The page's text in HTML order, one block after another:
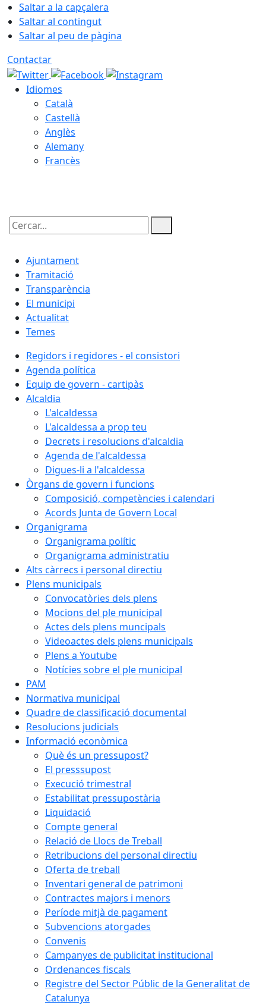
Saltar a la capçalera
Saltar al contingut
Saltar al peu de pàgina
Contactar
Idiomes
Català
Castellà
Anglès
Alemany
Francès
Cercar:
Ajuntament
Tramitació
Transparència
El municipi
Actualitat
Temes
Regidors i regidores - el consistori
Agenda política
Equip de govern - cartipàs
Alcaldia
L'alcaldessa
L'alcaldessa a prop teu
Decrets i resolucions d'alcaldia
Agenda de l'alcaldessa
Digues-li a l'alcaldessa
Òrgans de govern i funcions
Composició, competències i calendari
Acords Junta de Govern Local
Organigrama
Organigrama polític
Organigrama administratiu
Alts càrrecs i personal directiu
Plens municipals
Convocatòries dels plens
Mocions del ple municipal
Actes dels plens muncipals
Videoactes dels plens municipals
Plens a Youtube
Notícies sobre el ple municipal
PAM
Normativa municipal
Quadre de classificació documental
Resolucions judicials
Informació econòmica
Què és un pressupost?
El presssupost
Execució trimestral
Estabilitat pressupostària
Liquidació
Compte general
Relació de Llocs de Treball
Retribucions del personal directiu
Oferta de treball
Inventari general de patrimoni
Contractes majors i menors
Període mitjà de pagament
Subvencions atorgades
Convenis
Campanyes de publicitat institucional
Ordenances fiscals
Registre del Sector Públic de la Generalitat de
Catalunya